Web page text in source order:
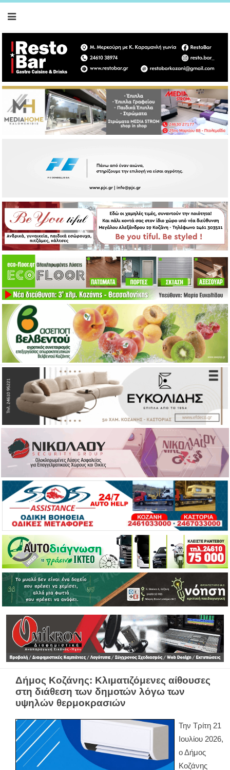
Δήμος Κοζάνης: Κλιματιζόμενες αίθουσες
στη διάθεση των δημοτών λόγω των
υψηλών θερμοκρασιών
Την Τρίτη 21
Ιουλίου 2026,
ο Δήμος
Κοζάνης